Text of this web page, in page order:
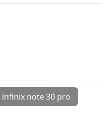
infinix note 30 pro